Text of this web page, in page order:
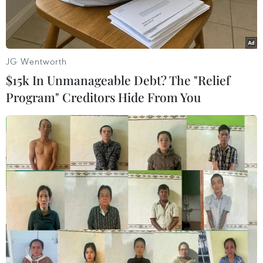
Biểu tượng Boeing. (Ảnh: AFP/TTXVN)
Nhà sản xuất máy bay hàng đầu của Mỹ Boeing
Co ngày 14/1 thông báo số đơn đặt hàng ròng đã
giảm xuống mức thấp nhất trong nhiều thập
JG Wentworth
$15k In Unmanageable Debt? The "Relief
Program" Creditors Hide From You